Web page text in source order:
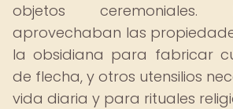
objetos ceremoniales.
aprovechaban las
la obsidiana para fabricar
de flecha, y otros utensilios
vida diaria y para rituales